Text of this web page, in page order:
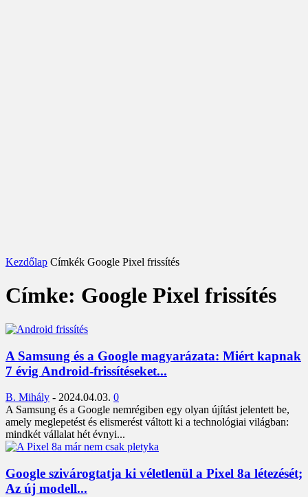
Kezdőlap Címkék Google Pixel frissítés
Címke: Google Pixel frissítés
A Samsung és a Google magyarázata: Miért kapnak
7 évig Android-frissítéseket...
B. Mihály - 2024.04.03. 0
A Samsung és a Google nemrégiben egy olyan újítást jelentett be,
amely meglepetést és elismerést váltott ki a technológiai világban:
mindkét vállalat hét évnyi...
Google szivárogtatja ki véletlenül a Pixel 8a létezését;
Az új modell...